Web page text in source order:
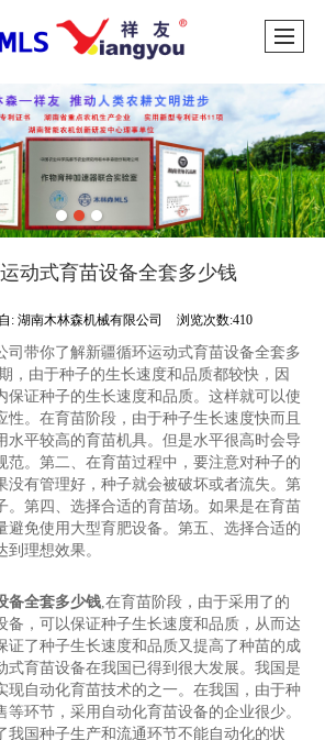
动式育苗设备全套多少钱
: 湖南木林森机械有限公司 浏览次数:410
司带你了解新疆循环运动式育苗设备全套多
，由于种子的生长速度和品质都较快，因
保证种子的生长速度和品质。这样就可以使
性。在育苗阶段，由于种子生长速度快而且
水平较高的育苗机具。但是水平很高时会导
范。第二、在育苗过程中，要注意对种子的
没有管理好，种子就会被破坏或者流失。第
。第四、选择合适的育苗场。如果是在育苗
避免使用大型育肥设备。第五、选择合适的
理想效果。
备全套多少钱,在育苗阶段，由于采用了的
备，可以保证种子生长速度和品质，从而达
证了种子生长速度和品质又提高了种苗的成
式育苗设备在我国已得到很大发展。我国是
现自动化育苗技术的之一。在我国，由于种
环节，采用自动化育苗设备的企业很少。
我国种子生产和流通环节不能自动化的状